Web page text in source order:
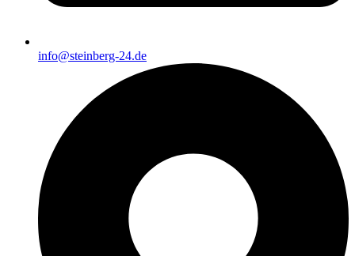
info@steinberg-24.de